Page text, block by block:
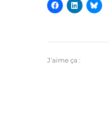
J’aime ça :